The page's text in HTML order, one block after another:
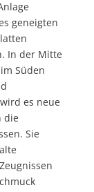
geneigten
In der Mitte
Süden
es neue
die
Sie